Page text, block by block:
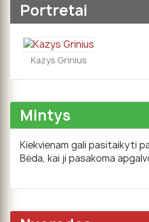
Portretai
Kazys Grinius
Mintys
Kiekvienam gali pasitaikyti
Bėda, kai ji pasakoma